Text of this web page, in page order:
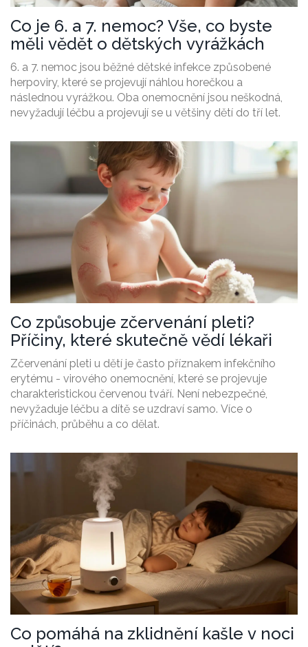
Co je 6. a 7. nemoc? Vše, co byste
měli vědět o dětských vyrážkách
6. a 7. nemoc jsou běžné dětské infekce způsobené
herpoviry, které se projevují náhlou horečkou a
následnou vyrážkou. Oba onemocnění jsou neškodná,
nevyžadují léčbu a projevují se u většiny dětí do tří let.
Co způsobuje zčervenání pleti?
Příčiny, které skutečně vědí lékaři
Zčervenání pleti u dětí je často příznakem infekčního
erytému - virového onemocnění, které se projevuje
charakteristickou červenou tváří. Není nebezpečné,
nevyžaduje léčbu a dítě se uzdraví samo. Více o
příčinách, průběhu a co dělat.
Co pomáhá na zklidnění kašle v noci